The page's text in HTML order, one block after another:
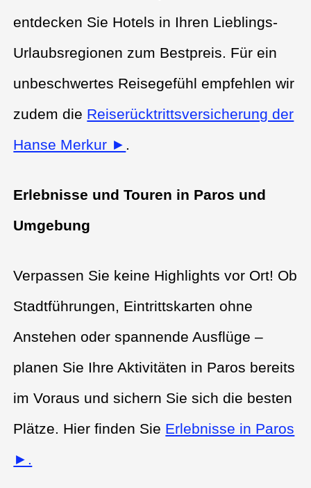
entdecken Sie Hotels in Ihren Lieblings-
Urlaubsregionen zum Bestpreis. Für ein
unbeschwertes Reisegefühl empfehlen wir
zudem die Reiserücktrittsversicherung der
Hanse Merkur ► .
Erlebnisse und Touren in Paros und
Umgebung
Verpassen Sie keine Highlights vor Ort! Ob
Stadtführungen, Eintrittskarten ohne
Anstehen oder spannende Ausflüge –
planen Sie Ihre Aktivitäten in Paros bereits
im Voraus und sichern Sie sich die besten
Plätze. Hier finden Sie Erlebnisse in Paros
►.